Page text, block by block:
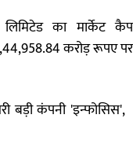
का मार्केट कैप
करोड़ रूपए पर
बड़ी कंपनी 'इन्फोसिस',